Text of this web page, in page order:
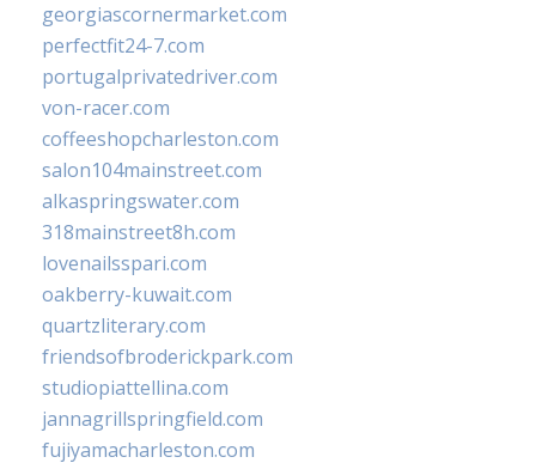
georgiascornermarket.com
perfectfit24-7.com
portugalprivatedriver.com
von-racer.com
coffeeshopcharleston.com
salon104mainstreet.com
alkaspringswater.com
318mainstreet8h.com
lovenailsspari.com
oakberry-kuwait.com
quartzliterary.com
friendsofbroderickpark.com
studiopiattellina.com
jannagrillspringfield.com
fujiyamacharleston.com